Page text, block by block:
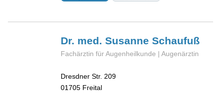
Dr. med. SusanneSchaufuß
Fachärztin für Augenheilkunde | Augenärztin
Dresdner Str. 209
01705 Freital